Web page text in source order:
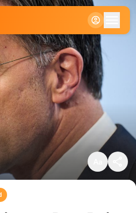
Standaard
Groot